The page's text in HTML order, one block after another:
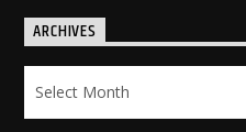
ARCHIVES